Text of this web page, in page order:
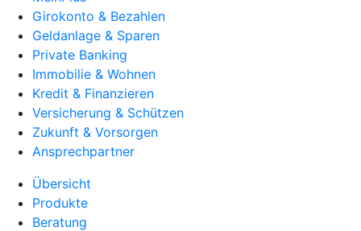
Girokonto & Bezahlen
Geldanlage & Sparen
Private Banking
Immobilie & Wohnen
Kredit & Finanzieren
Versicherung & Schützen
Zukunft & Vorsorgen
Ansprechpartner
Übersicht
Produkte
Beratung